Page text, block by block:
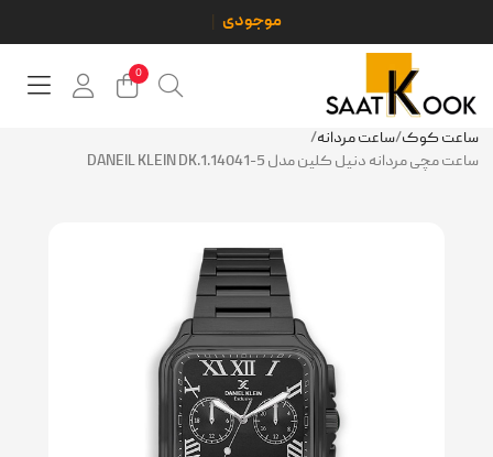
0
ساعت کوک/ساعت مردانه/
ساعت مچی مردانه دنیل کلین مدل DANEIL KLEIN DK.1.14041-5